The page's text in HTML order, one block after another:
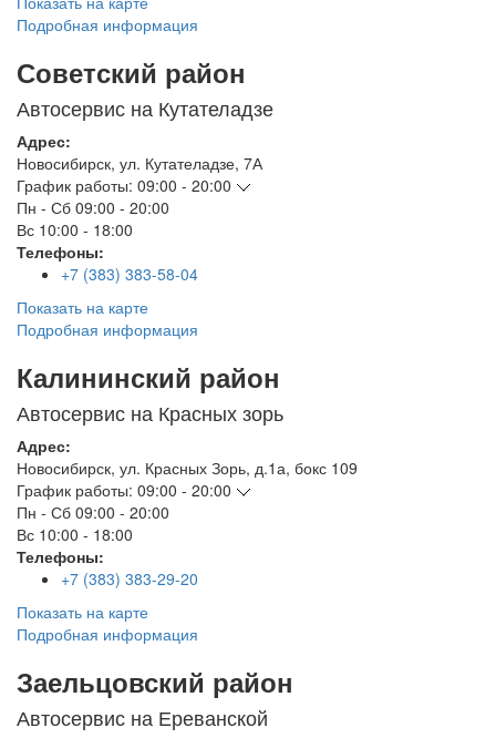
Подробная информация
Советский район
Автосервис на Кутателадзе
Адрес:
Новосибирск, ул. Кутателадзе, 7А
График работы: 09:00 - 20:00
Пн - Сб 09:00 - 20:00
Вс 10:00 - 18:00
Телефоны:
+7 (383) 383-58-04
Показать на карте
Подробная информация
Калининский район
Автосервис на Красных зорь
Адрес:
Новосибирск, ул. Красных Зорь, д.1а, бокс 109
График работы: 09:00 - 20:00
Пн - Сб 09:00 - 20:00
Вс 10:00 - 18:00
Телефоны:
+7 (383) 383-29-20
Показать на карте
Подробная информация
Заельцовский район
Автосервис на Ереванской